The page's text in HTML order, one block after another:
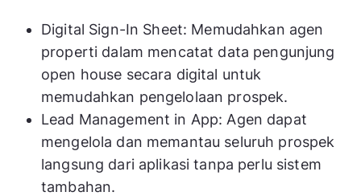
Digital Sign-In Sheet: Memudahkan agen
properti dalam mencatat data pengunjung
open house secara digital untuk
memudahkan pengelolaan prospek.
Lead Management in App: Agen dapat
mengelola dan memantau seluruh prospek
langsung dari aplikasi tanpa perlu sistem
tambahan.